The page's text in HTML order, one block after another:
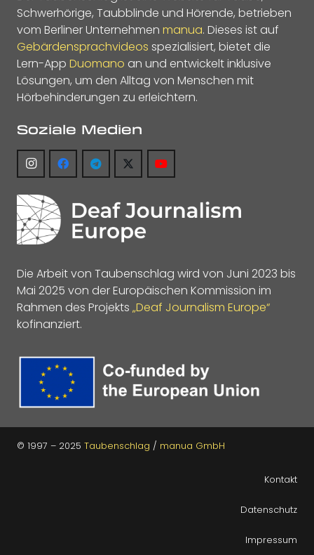
Schwerhörige, Taubblinde und Hörende, betrieben
vom Berliner Unternehmen manua. Dieses ist auf
Gebärdensprachvideos spezialisiert, bietet die
Lern-App Duomano an und entwickelt inklusive
Lösungen, um den Alltag von Menschen mit
Hörbehinderungen zu erleichtern.
Soziale Medien
Die Arbeit von Taubenschlag wird von Juni 2023 bis
Mai 2025 von der Europäischen Kommission im
Rahmen des Projekts „Deaf Journalism Europe“
kofinanziert.
© 1997 – 2025 Taubenschlag / manua GmbH
Kontakt
Datenschutz
Impressum